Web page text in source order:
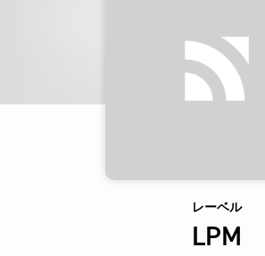
レーベル
LPM